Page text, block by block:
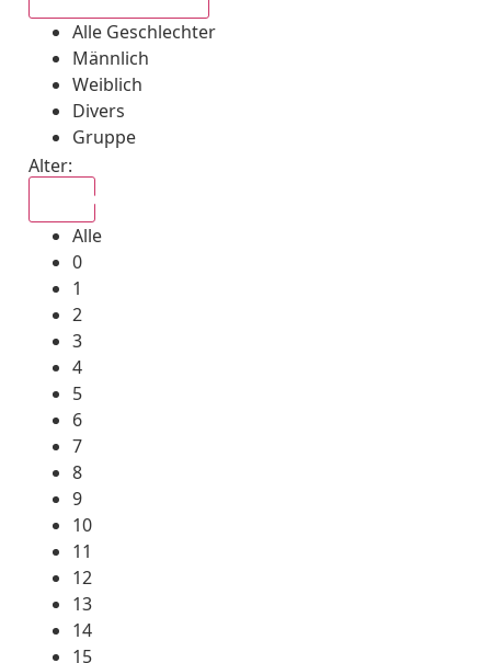
Alle Geschlechter
Männlich
Weiblich
Divers
Gruppe
Alter:
Alle
0
1
2
3
4
5
6
7
8
9
10
11
12
13
14
15